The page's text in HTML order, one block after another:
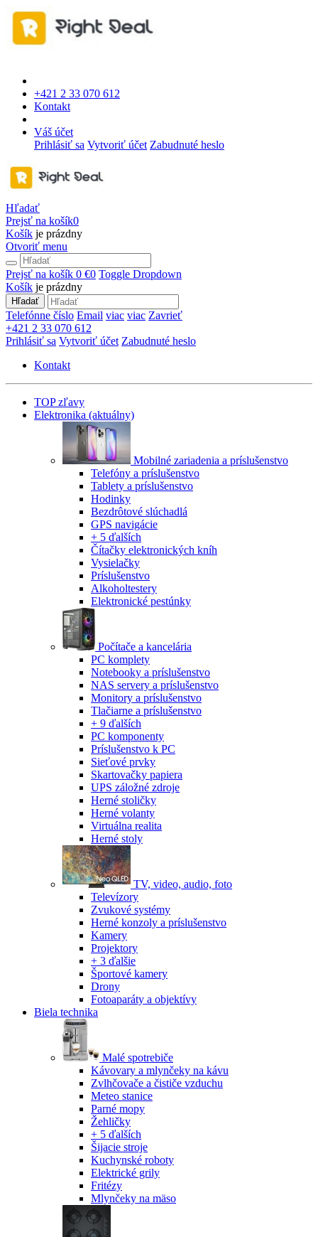
+421 2 33 070 612
Kontakt
Váš účet
Prihlásiť sa Vytvoriť účet Zabudnuté heslo
Hľadať
Prejsť na košík0
Košík je prázdny
Otvoriť menu
Prejsť na košík 0 €0 Toggle Dropdown
Košík je prázdny
Hľadať
Telefónne číslo Email viac viac Zavrieť
+421 2 33 070 612
Prihlásiť sa Vytvoriť účet Zabudnuté heslo
Kontakt
TOP zľavy
Elektronika (aktuálny)
Mobilné zariadenia a príslušenstvo
Telefóny a príslušenstvo
Tablety a príslušenstvo
Hodinky
Bezdrôtové slúchadlá
GPS navigácie
+ 5 ďalších
Čítačky elektronických kníh
Vysielačky
Príslušenstvo
Alkoholtestery
Elektronické pestúnky
Počítače a kancelária
PC komplety
Notebooky a príslušenstvo
NAS servery a príslušenstvo
Monitory a príslušenstvo
Tlačiarne a príslušenstvo
+ 9 ďalších
PC komponenty
Príslušenstvo k PC
Sieťové prvky
Skartovačky papiera
UPS záložné zdroje
Herné stoličky
Herné volanty
Virtuálna realita
Herné stoly
TV, video, audio, foto
Televízory
Zvukové systémy
Herné konzoly a príslušenstvo
Kamery
Projektory
+ 3 ďalšie
Športové kamery
Drony
Fotoaparáty a objektívy
Biela technika
Malé spotrebiče
Kávovary a mlynčeky na kávu
Zvlhčovače a čističe vzduchu
Meteo stanice
Parné mopy
Žehličky
+ 5 ďalších
Šijacie stroje
Kuchynské roboty
Elektrické grily
Fritézy
Mlynčeky na mäso